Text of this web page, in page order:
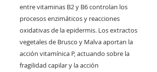
entre vitaminas B2 y B6 controlan los
procesos enzimáticos y reacciones
oxidativas de la epidermis. Los extractos
vegetales de Brusco y Malva aportan la
acción vitamínica P, actuando sobre la
fragilidad capilar y la acción